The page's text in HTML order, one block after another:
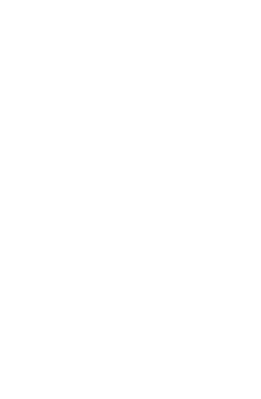
delante y trabajamos con ilusión
club